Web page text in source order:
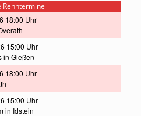
Renntermine
18:00 Uhr
15:00 Uhr
in Gießen
18:00 Uhr
15:00 Uhr
in Idstein